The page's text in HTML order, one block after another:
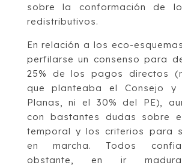
sobre la conformación de
redistributivos.
En relación a los eco-
perfilarse un consenso para
25% de los pagos directos
que planteaba el Consejo y
Planas, ni el 30% del PE),
con bastantes dudas sobre
temporal y los criterios para
en marcha. Todos
obstante, en ir